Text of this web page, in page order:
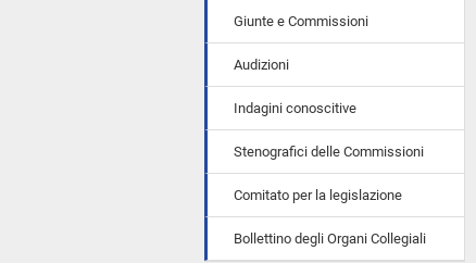
Giunte e Commissioni
Audizioni
Indagini conoscitive
Stenografici delle Commissioni
Comitato per la legislazione
Bollettino degli Organi Collegiali